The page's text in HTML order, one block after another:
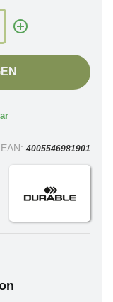
EAN: 4005546981901